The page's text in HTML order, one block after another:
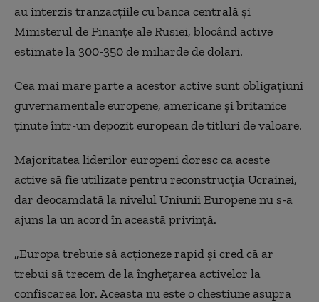
au interzis tranzacţiile cu banca centrală şi
Ministerul de Finanţe ale Rusiei, blocând active
estimate la 300-350 de miliarde de dolari.
Cea mai mare parte a acestor active sunt obligaţiuni
guvernamentale europene, americane şi britanice
ţinute într-un depozit european de titluri de valoare.
Majoritatea liderilor europeni doresc ca aceste
active să fie utilizate pentru reconstrucţia Ucrainei,
dar deocamdată la nivelul Uniunii Europene nu s-a
ajuns la un acord în această privinţă.
„Europa trebuie să acţioneze rapid şi cred că ar
trebui să trecem de la îngheţarea activelor la
confiscarea lor. Aceasta nu este o chestiune asupra